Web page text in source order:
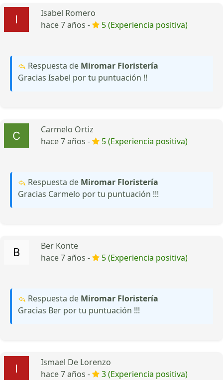
Isabel Romero
hace 7 años -
5 (Experiencia positiva)
Respuesta de Miromar Floristería
Gracias Isabel por tu puntuación !!
Carmelo Ortiz
hace 7 años -
5 (Experiencia positiva)
Respuesta de Miromar Floristería
Gracias Carmelo por tu puntuación !!!
Ber Konte
hace 7 años -
5 (Experiencia positiva)
Respuesta de Miromar Floristería
Gracias Ber por tu puntuación !!!
Ismael De Lorenzo
hace 7 años -
3 (Experiencia positiva)